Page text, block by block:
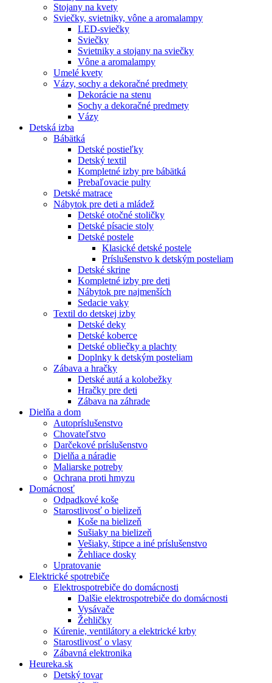
Stojany na kvety
Sviečky, svietniky, vône a aromalampy
LED-sviečky
Sviečky
Svietniky a stojany na sviečky
Vône a aromalampy
Umelé kvety
Vázy, sochy a dekoračné predmety
Dekorácie na stenu
Sochy a dekoračné predmety
Vázy
Detská izba
Bábätká
Detské postieľky
Detský textil
Kompletné izby pre bábätká
Prebaľovacie pulty
Detské matrace
Nábytok pre deti a mládež
Detské otočné stoličky
Detské písacie stoly
Detské postele
Klasické detské postele
Príslušenstvo k detským posteliam
Detské skrine
Kompletné izby pre deti
Nábytok pre najmenších
Sedacie vaky
Textil do detskej izby
Detské deky
Detské koberce
Detské obliečky a plachty
Doplnky k detským posteliam
Zábava a hračky
Detské autá a kolobežky
Hračky pre deti
Zábava na záhrade
Dielňa a dom
Autopríslušenstvo
Chovateľstvo
Darčekové príslušenstvo
Dielňa a náradie
Maliarske potreby
Ochrana proti hmyzu
Domácnosť
Odpadkové koše
Starostlivosť o bielizeň
Koše na bielizeň
Sušiaky na bielizeň
Vešiaky, štipce a iné príslušenstvo
Žehliace dosky
Upratovanie
Elektrické spotrebiče
Elektrospotrebiče do domácnosti
Dalšie elektrospotrebiče do domácnosti
Vysávače
Žehličky
Kúrenie, ventilátory a elektrické krby
Starostlivosť o vlasy
Zábavná elektronika
Heureka.sk
Detský tovar